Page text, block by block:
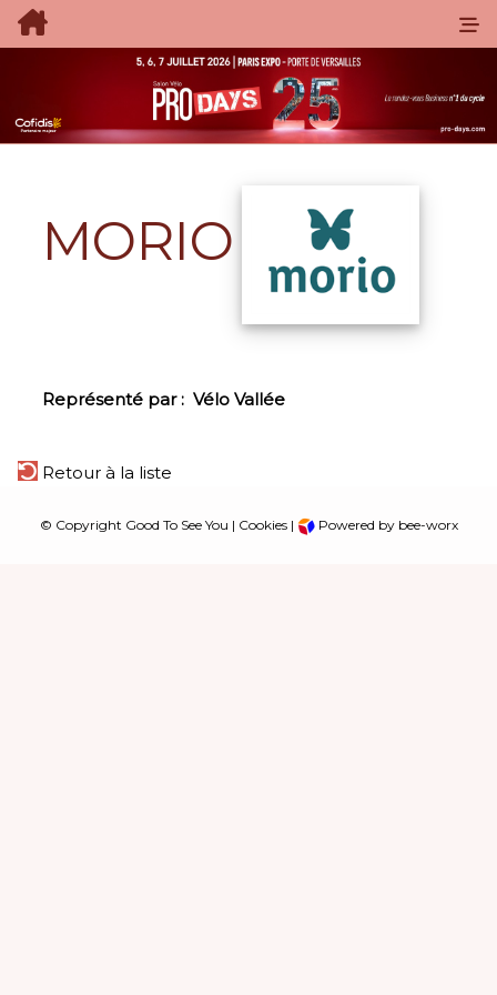
MORIO
Représenté par : Vélo Vallée
Retour à la liste
© Copyright Good To See You | Cookies| Powered by bee-worx